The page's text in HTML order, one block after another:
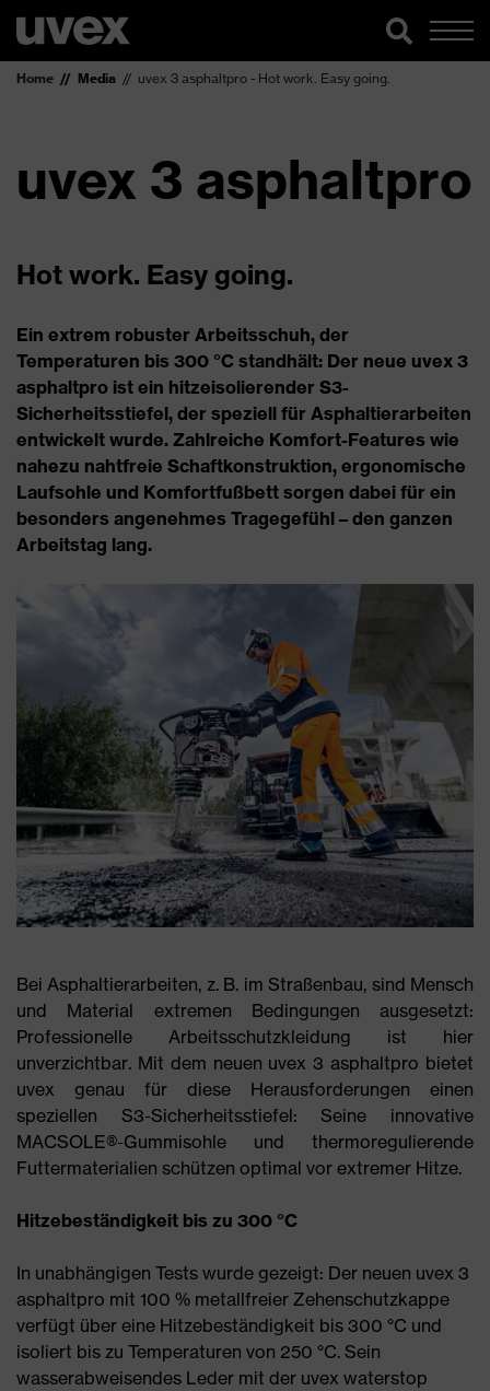
Home Media uvex 3 asphaltpro - Hot work. Easy going.
uvex 3 asphaltpro
Hot work. Easy going.
Ein extrem robuster Arbeitsschuh, der
Temperaturen bis 300 °C standhält: Der neue uvex 3
asphaltpro ist ein hitzeisolierender S3-
Sicherheitsstiefel, der speziell für Asphaltierarbeiten
entwickelt wurde. Zahlreiche Komfort-Features wie
nahezu nahtfreie Schaftkonstruktion, ergonomische
Laufsohle und Komfortfußbett sorgen dabei für ein
besonders angenehmes Tragegefühl – den ganzen
Arbeitstag lang.
Bei Asphaltierarbeiten, z. B. im Straßenbau, sind Mensch
und Material extremen Bedingungen ausgesetzt:
Professionelle Arbeitsschutzkleidung ist hier
unverzichtbar. Mit dem neuen uvex 3 asphaltpro bietet
uvex genau für diese Herausforderungen einen
speziellen S3-Sicherheitsstiefel: Seine innovative
MACSOLE®-Gummisohle und thermoregulierende
Futtermaterialien schützen optimal vor extremer Hitze.
Hitzebeständigkeit bis zu 300 °C
In unabhängigen Tests wurde gezeigt: Der neuen uvex 3
asphaltpro mit 100 % metallfreier Zehenschutzkappe
verfügt über eine Hitzebeständigkeit bis 300 °C und
isoliert bis zu Temperaturen von 250 °C. Sein
wasserabweisendes Leder mit der uvex waterstop